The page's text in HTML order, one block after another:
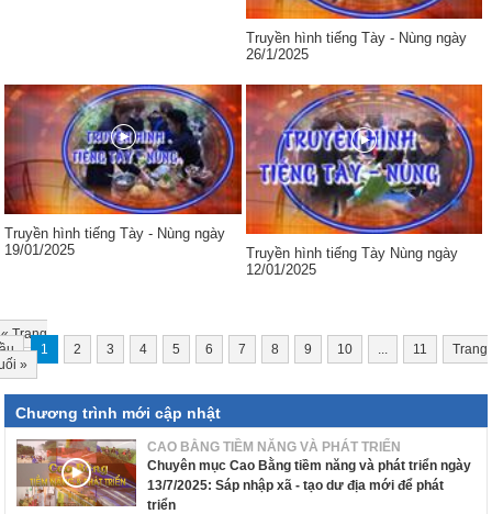
Truyền hình tiếng Tày - Nùng ngày
26/1/2025
Truyền hình tiếng Tày - Nùng ngày
19/01/2025
Truyền hình tiếng Tày Nùng ngày
12/01/2025
«Trang
1 2 3 4 5 6 7 8 9 10 ... 11
Trang
»
Chương trình mới cập nhật
CAO BẰNG TIỀM NĂNG VÀ PHÁT TRIỂN
Chuyên mục Cao Bằng tiềm năng và phát triển ngày
13/7/2025: Sáp nhập xã - tạo dư địa mới để phát
triển